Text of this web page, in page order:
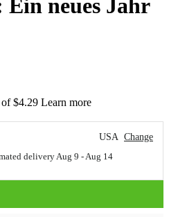
neues Jahr
$4.29 Learn more
USA Change
deliveryAug 9 -Aug 14